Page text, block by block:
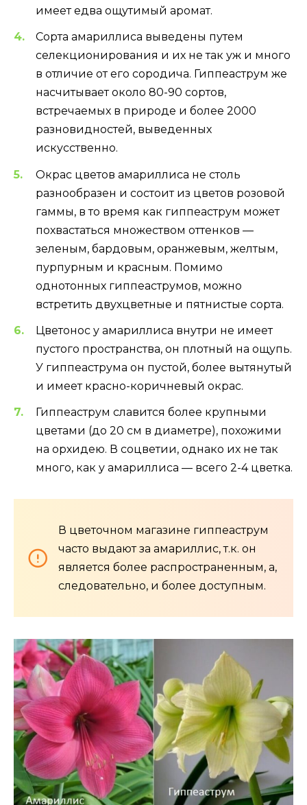
имеет едва ощутимый аромат.
Сорта амариллиса выведены путем
селекционирования и их не так уж и много
в отличие от его сородича. Гиппеаструм же
насчитывает около 80-90 сортов,
встречаемых в природе и более 2000
разновидностей, выведенных
искусственно.
Окрас цветов амариллиса не столь
разнообразен и состоит из цветов розовой
гаммы, в то время как гиппеаструм может
похвастаться множеством оттенков —
зеленым, бардовым, оранжевым, желтым,
пурпурным и красным. Помимо
однотонных гиппеаструмов, можно
встретить двухцветные и пятнистые сорта.
Цветонос у амариллиса внутри не имеет
пустого пространства, он плотный на ощупь.
У гиппеаструма он пустой, более вытянутый
и имеет красно-коричневый окрас.
Гиппеаструм славится более крупными
цветами (до 20 см в диаметре), похожими
на орхидею. В соцветии, однако их не так
много, как у амариллиса — всего 2-4 цветка.
В цветочном магазине гиппеаструм
часто выдают за амариллис, т.к. он
является более распространенным, а,
следовательно, и более доступным.